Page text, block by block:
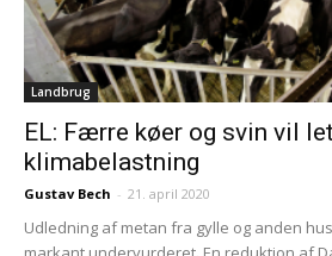
Landbrug
EL: Færre køer og svin vil
klimabelastning
Gustav Bech - 21. april 2020
Udledning af metan fra gylle og anden